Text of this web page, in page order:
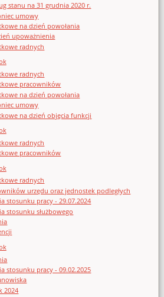
stanu na 31 grudnia 2020 r.
umowy
na dzień powołania
upoważnienia
radnych
radnych
pracowników
na dzień powołania
umowy
na dzień objęcia funkcji
radnych
pracowników
radnych
urzędu oraz jednostek podległych
stosunku pracy - 29.07.2024
stosunku służbowego
stosunku pracy - 09.02.2025
2024